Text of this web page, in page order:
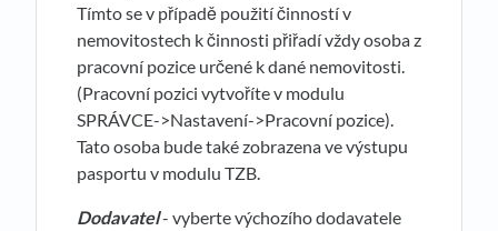
Tímto se v případě použití činností v
nemovitostech k činnosti přiřadí vždy osoba z
pracovní pozice určené k dané nemovitosti.
(Pracovní pozici vytvoříte v modulu
SPRÁVCE->Nastavení->Pracovní pozice).
Tato osoba bude také zobrazena ve výstupu
pasportu v modulu TZB.
Dodavatel- vyberte výchozího dodavatele